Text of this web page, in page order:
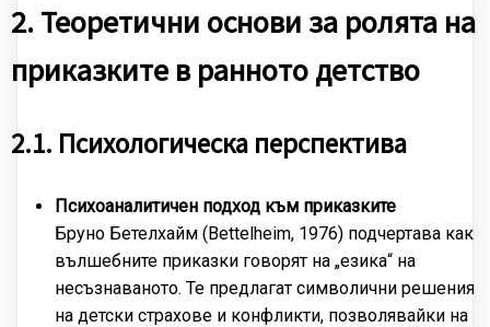
2. Теоретични основи за ролята на
приказките в ранното детство
2.1. Психологическа перспектива
Психоаналитичен подход към приказките
Бруно Бетелхайм (Bettelheim, 1976) подчертава как
вълшебните приказки говорят на „езика“ на
несъзнаваното. Те предлагат символични решения
на детски страхове и конфликти, позволявайки на